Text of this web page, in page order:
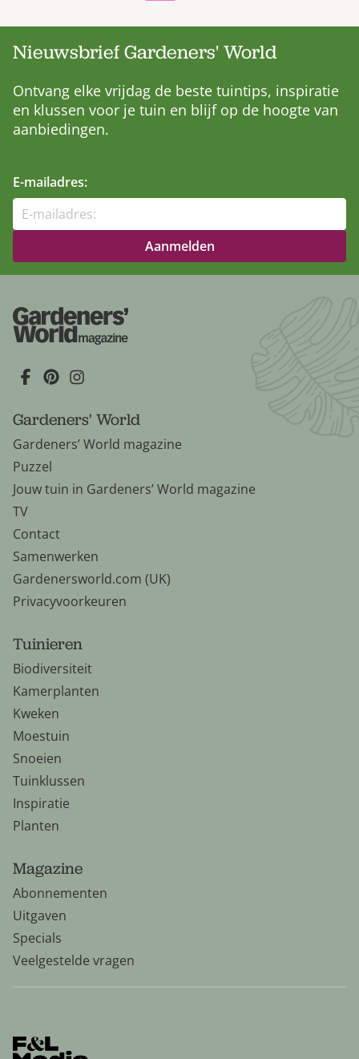
Nieuwsbrief Gardeners' World
Ontvang elke vrijdag de beste tuintips, inspiratie
en klussen voor je tuin en blijf op de hoogte van
aanbiedingen.
E-mailadres:
Gardeners' World
Gardeners’ World magazine
Puzzel
Jouw tuin in Gardeners’ World magazine
TV
Contact
Samenwerken
Gardenersworld.com (UK)
Privacyvoorkeuren
Tuinieren
Biodiversiteit
Kamerplanten
Kweken
Moestuin
Snoeien
Tuinklussen
Inspiratie
Planten
Magazine
Abonnementen
Uitgaven
Specials
Veelgestelde vragen